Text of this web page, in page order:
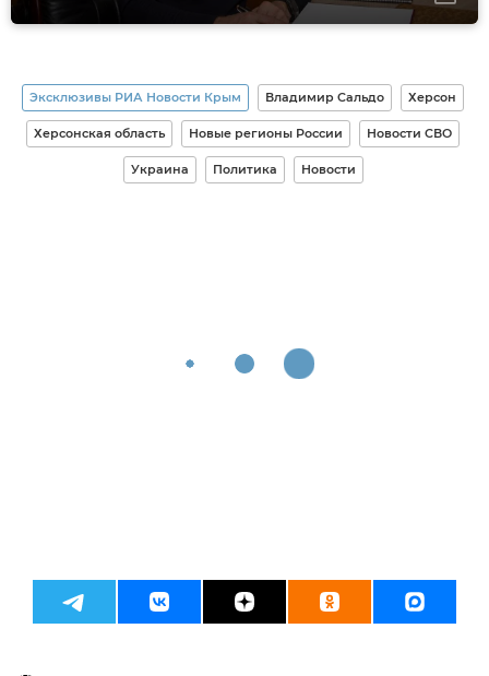
Эксклюзивы РИА Новости Крым Владимир Сальдо Херсон
Херсонская область Новые регионы России Новости СВО
Украина Политика Новости